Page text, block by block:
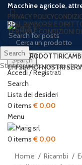
Macchine agricole,
PRIVACY POLICY
RESI, RIMBORSI E
TERMINI E CONDIZIONI
Search
Accedi / Registrati
Search
Lista dei desideri
0 items € 0,00
Menu
0 items € 0,00
HOME PRODOTTI
CHI SIAMOI NOSTRI
Click to enlarge
Home Ricambi
Search
Start typing to see posts